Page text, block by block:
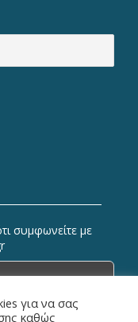
συμφωνείτε με
για να σας
καθώς